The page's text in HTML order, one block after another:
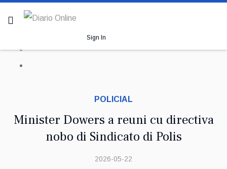
Sign In
POLICIAL
Minister Dowers a reuni cu directiva
nobo di Sindicato di Polis
2026-05-22